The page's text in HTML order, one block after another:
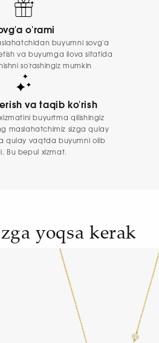
o'rami
buyumni sovg'a
va buyumga ilova sifatida
so'rashingiz mumkin
va taqib ko'rish
buyurtma qilishingiz
maslahatchimiz sizga qulay
qulay vaqtda buyumni olib
Bu bepul xizmat.
yoqsa kerak